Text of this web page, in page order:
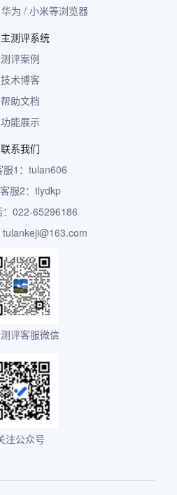
为 / 小米等浏览器
测评系统
测评案例
技术博客
帮助文档
功能展示
联系我们
服1：tulan606
服2：tlydkp
：022-65296186
评客服微信
注公众号